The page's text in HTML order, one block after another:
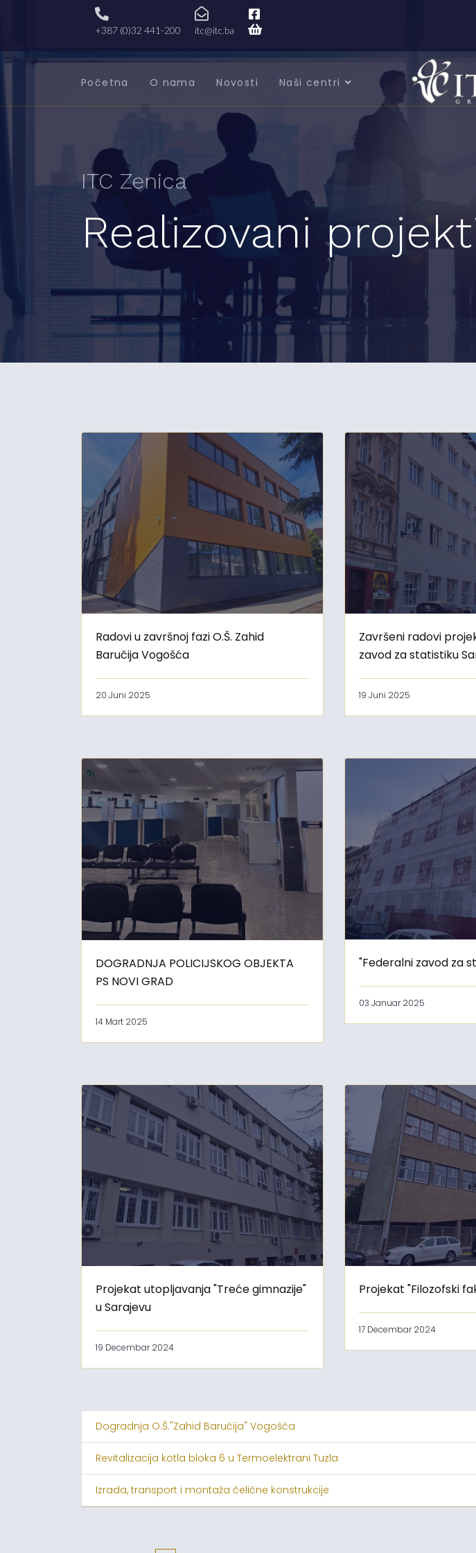
+387 (0)32 441-200 itc@itc.ba
Početna O nama Novosti Naši centri
ITC Zenica
Realizovani
Radovi u završnoj fazi O.Š. Zahid
Baručija Vogošća
20 Juni 2025
Završeni radovi
zavod za statistiku
19 Juni 2025
DOGRADNJA POLICIJSKOG OBJEKTA
PS NOVI GRAD
14 Mart 2025
"Federalni zavod za
03 Januar 2025
Projekat utopljavanja "Treće gimnazije"
u Sarajevu
19 Decembar 2024
Projekat "Filozofski
17 Decembar 2024
Dogradnja O.Š."Zahid Baručija" Vogošća
Revitalizacija kotla bloka 6 u Termoelektrani Tuzla
Izrada, transport i montaža čelične konstrukcije